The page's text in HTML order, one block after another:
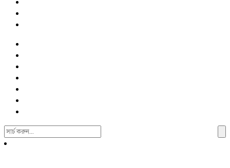
Search
For: